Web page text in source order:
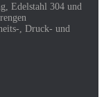
Edelstahl 304 und
, Druck- und